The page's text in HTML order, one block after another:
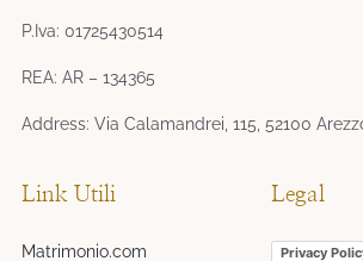
P.Iva: 01725430514
REA: AR – 134365
Address: Via Calamandrei, 115, 52100
Link Utili
Matrimonio.com
Legal
Privacy